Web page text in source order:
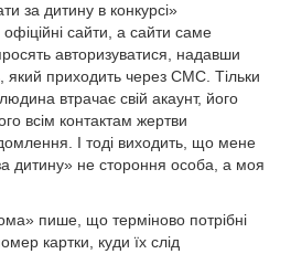
за дитину в конкурсі»
сайти, а сайти саме
авторизуватися, надавши
приходить через СМС. Тільки
втрачає свій акаунт, його
всім контактам жертви
І тоді виходить, що мене
дитину» не стороння особа, а моя
пише, що терміново потрібні
картки, куди їх слід